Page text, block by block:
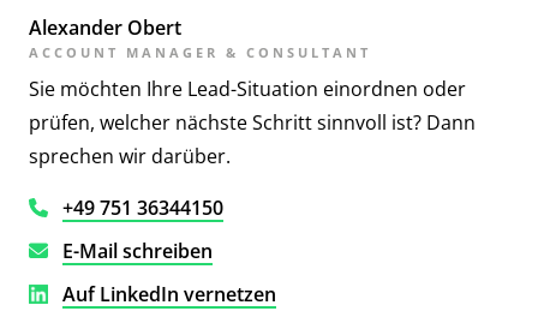
Alexander Obert
ACCOUNT MANAGER & CONSULTANT
Sie möchten Ihre Lead-Situation einordnen oder
prüfen, welcher nächste Schritt sinnvoll ist? Dann
sprechen wir darüber.
+49 751 36344150
E-Mail schreiben
Auf LinkedIn vernetzen